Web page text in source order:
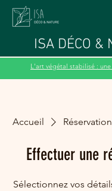
ISA DÉCO &
L'art végétal stabilisé :
Accueil
Effectuer une
Sélectionnez vos